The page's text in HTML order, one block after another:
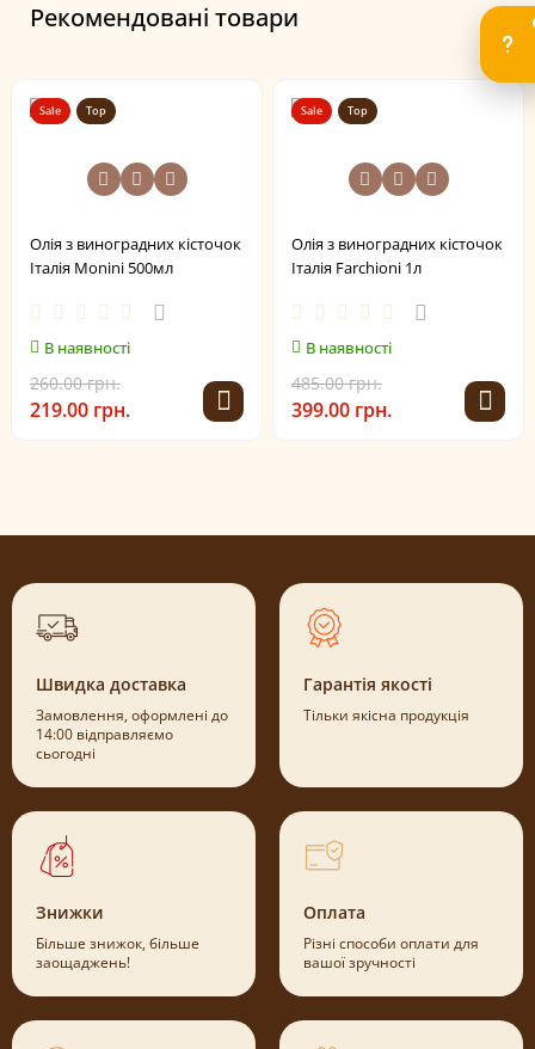
Рекомендовані товари
Sale Top
Олія з виноградних кісточок
Італія Monini 500мл
В наявності
260.00 грн.
219.00 грн.
Sale Top
Олія з виноградних кісточок
Італія Farchioni 1л
В наявності
485.00 грн.
399.00 грн.
Швидка доставка
Замовлення, оформлені до
14:00 відправляємо
сьогодні
Гарантія якості
Тільки якісна продукція
Знижки
Більше знижок, більше
заощаджень!
Оплата
Різні способи оплати для
вашої зручності